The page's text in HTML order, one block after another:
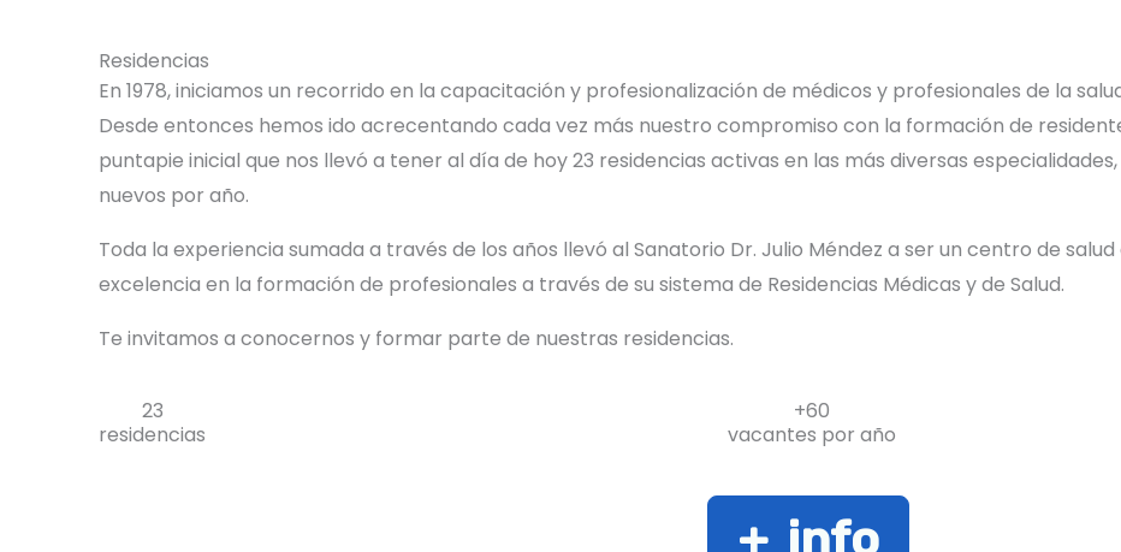
Residencias
En 1978, iniciamos un recorrido en la capacitación y profesionalización de médicos y profesionales de la
Desde entonces hemos ido acrecentando cada vez más nuestro compromiso con la formación de
puntapie inicial que nos llevó a tener al día de hoy 23 residencias activas en las más diversas
nuevos por año.
Toda la experiencia sumada a través de los años llevó al Sanatorio Dr. Julio Méndez a ser un centro de
excelencia en la formación de profesionales a través de su sistema de Residencias Médicas y de Salud.
Te invitamos a conocernos y formar parte de nuestras residencias.
23
residencias
+60
vacantes por año
+ info